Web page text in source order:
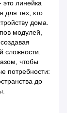
это линейка
для тех, кто
дома.
модулей,
сложности.
чтобы
потребности:
до